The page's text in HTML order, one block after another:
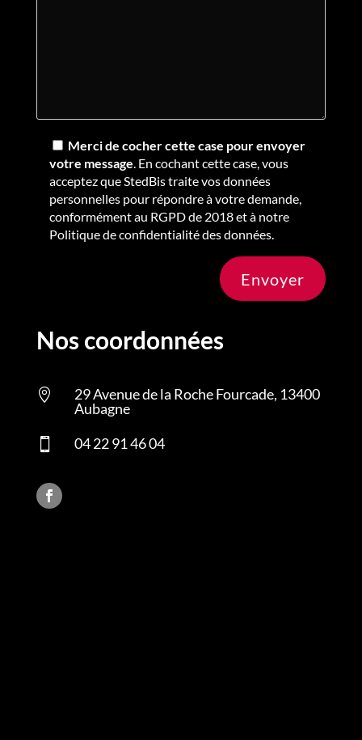
Merci de cocher cette case pour envoyer
votre message. En cochant cette case, vous
acceptez que StedBis traite vos données
personnelles pour répondre à votre demande,
conformément au RGPD de 2018 et à notre
Politique de confidentialité des données.
Envoyer
Nos coordonnées

29 Avenue de la Roche Fourcade, 13400
Aubagne
 04 22 91 46 04